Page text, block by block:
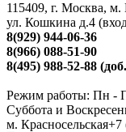
115409, г. Москва,
ул. Кошкина д.4
8(929) 944-06-36
8(966) 088-51-90
8(495) 988-52-88
Режим работы: Пн -
Суббота и
м. Красносельская+7